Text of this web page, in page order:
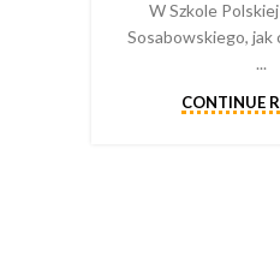
W Szkole
Sosabowskiego, jak
...
CONTINUE